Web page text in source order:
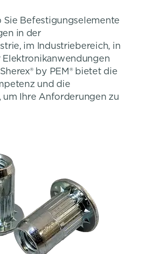
Sie Befestigungselemente
in der
im Industriebereich, in
by PEM® bietet die
und die
Ihre Anforderungen zu